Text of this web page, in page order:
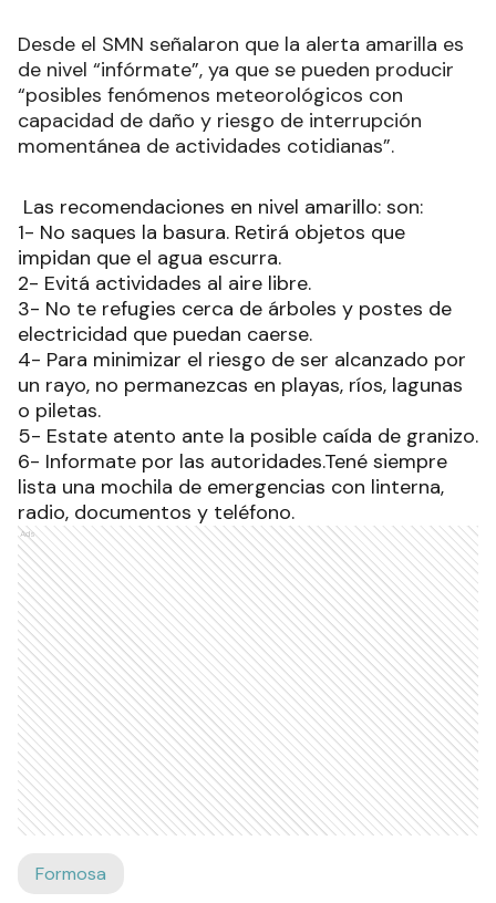
Desde el SMN señalaron que la alerta amarilla es
de nivel “infórmate”, ya que se pueden producir
“posibles fenómenos meteorológicos con
capacidad de daño y riesgo de interrupción
momentánea de actividades cotidianas”.
Las recomendaciones en nivel amarillo: son:
1- No saques la basura. Retirá objetos que
impidan que el agua escurra.
2- Evitá actividades al aire libre.
3- No te refugies cerca de árboles y postes de
electricidad que puedan caerse.
4- Para minimizar el riesgo de ser alcanzado por
un rayo, no permanezcas en playas, ríos, lagunas
o piletas.
5- Estate atento ante la posible caída de granizo.
6- Informate por las autoridades.Tené siempre
lista una mochila de emergencias con linterna,
radio, documentos y teléfono.
Ads
Formosa